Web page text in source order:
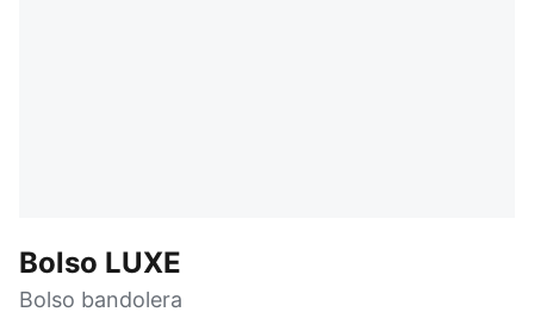
Bolso LUXE
Bolso bandolera